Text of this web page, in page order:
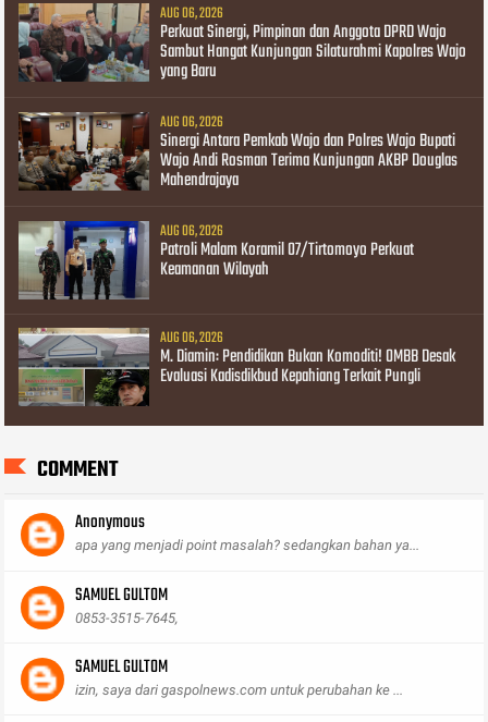
AUG 06, 2026
Perkuat Sinergi, Pimpinan dan Anggota DPRD Wajo
Sambut Hangat Kunjungan Silaturahmi Kapolres Wajo
yang Baru
AUG 06, 2026
Sinergi Antara Pemkab Wajo dan Polres Wajo Bupati
Wajo Andi Rosman Terima Kunjungan AKBP Douglas
Mahendrajaya
AUG 06, 2026
Patroli Malam Koramil 07/Tirtomoyo Perkuat
Keamanan Wilayah
AUG 06, 2026
M. Diamin: Pendidikan Bukan Komoditi! OMBB Desak
Evaluasi Kadisdikbud Kepahiang Terkait Pungli
COMMENT
Anonymous
apa yang menjadi point masalah? sedangkan bahan ya...
SAMUEL GULTOM
0853-3515-7645,
SAMUEL GULTOM
izin, saya dari gaspolnews.com untuk perubahan ke ...